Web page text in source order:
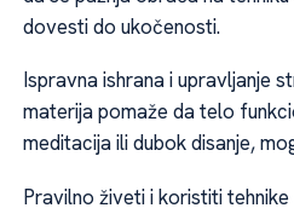
dovesti do ukočenosti.
Ispravna ishrana i upravljanje
materija pomaže da telo
meditacija ili dubok disanje,
Pravilno živeti i koristiti